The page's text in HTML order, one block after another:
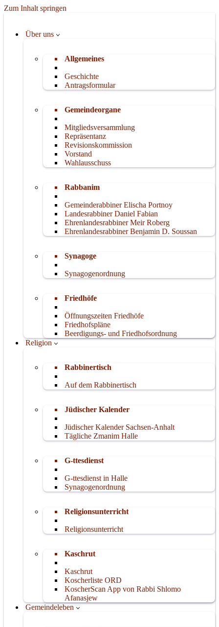
Zum Inhalt springen
Über uns
Allgemeines
Geschichte
Antragsformular
Gemeindeorgane
Mitgliedsversammlung
Repräsentanz
Revisionskommission
Vorstand
Wahlausschuss
Rabbanim
Gemeinderabbiner Elischa Portnoy
Landesrabbiner Daniel Fabian
Ehrenlandesrabbiner Meir Roberg
Ehrenlandesrabbiner Benjamin D. Soussan
Synagoge
Synagogenordnung
Friedhöfe
Öffnungszeiten Friedhöfe
Friedhofspläne
Beerdigungs- und Friedhofsordnung
Religion
Rabbinertisch
Auf dem Rabbinertisch
Jüdischer Kalender
Jüdischer Kalender Sachsen-Anhalt
Tägliche Zmanim Halle
G-ttesdienst
G-ttesdienst in Halle
Synagogenordnung
Religionsunterricht
Religionsunterricht
Kaschrut
Kaschrut
Koscherliste ORD
KoscherScan App von Rabbi Shlomo
Afanasjew
Gemeindeleben